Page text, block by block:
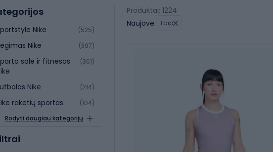
Nike (525)
Nike (397)
salė ir fitnesas
(361)
Nike (214)
raketių sportas
(104)
Rodyti daugiau kategorijų
Produktai: 1224
Naujovė: Taip